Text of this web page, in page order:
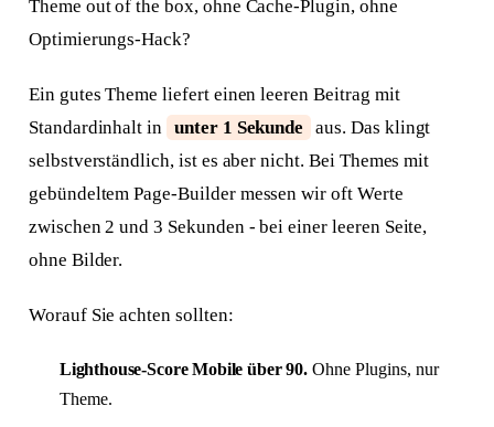
Theme out of the box, ohne Cache-Plugin, ohne
Optimierungs-Hack?
Ein gutes Theme liefert einen leeren Beitrag mit
Standardinhalt in unter 1 Sekunde
aus. Das klingt
selbstverständlich, ist es aber nicht. Bei Themes mit
gebündeltem Page-Builder messen wir oft Werte
zwischen 2 und 3 Sekunden - bei einer leeren Seite,
ohne Bilder.
Worauf Sie achten sollten:
Lighthouse-Score Mobile über 90.Ohne Plugins, nur
Theme.